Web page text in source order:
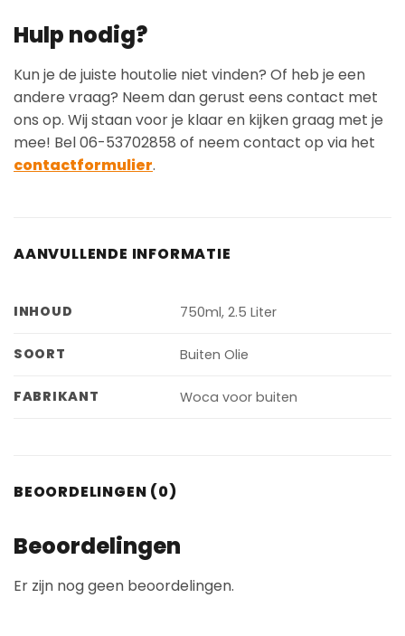
Hulp nodig?
Kun je de juiste houtolie niet vinden? Of heb je een
andere vraag? Neem dan gerust eens contact met
ons op. Wij staan voor je klaar en kijken graag met je
mee! Bel 06-53702858 of neem contact op via het
contactformulier.
AANVULLENDE INFORMATIE
INHOUD 750ml, 2.5 Liter
SOORT Buiten Olie
FABRIKANT Woca voor buiten
BEOORDELINGEN (0)
Beoordelingen
Er zijn nog geen beoordelingen.